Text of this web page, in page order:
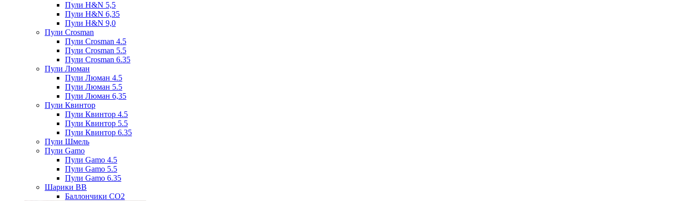
Пули H&N 5,5
Пули H&N 6,35
Пули H&N 9,0
Пули Crosman
Пули Crosman 4.5
Пули Crosman 5.5
Пули Crosman 6.35
Пули Люман
Пули Люман 4.5
Пули Люман 5.5
Пули Люман 6,35
Пули Квинтор
Пули Квинтор 4.5
Пули Квинтор 5.5
Пули Квинтор 6.35
Пули Шмель
Пули Gamo
Пули Gamo 4.5
Пули Gamo 5.5
Пули Gamo 6.35
Шарики BB
Баллончики CO2